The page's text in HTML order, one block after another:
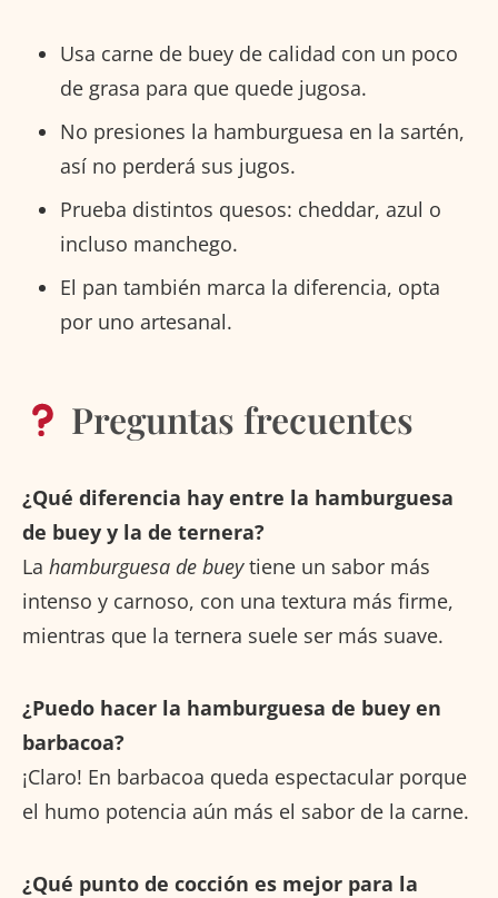
Usa carne de buey de calidad con un poco
de grasa para que quede jugosa.
No presiones la hamburguesa en la sartén,
así no perderá sus jugos.
Prueba distintos quesos: cheddar, azul o
incluso manchego.
El pan también marca la diferencia, opta
por uno artesanal.
Preguntas frecuentes
¿Qué diferencia hay entre la hamburguesa
de buey y la de ternera?
La hamburguesa de bueytiene un sabor más
intenso y carnoso, con una textura más firme,
mientras que la ternera suele ser más suave.
¿Puedo hacer la hamburguesa de buey en
barbacoa?
¡Claro! En barbacoa queda espectacular porque
el humo potencia aún más el sabor de la carne.
¿Qué punto de cocción es mejor para la